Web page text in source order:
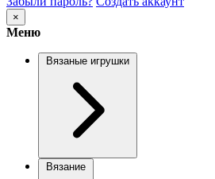
×
Меню
Вязаные игрушки
Вязание